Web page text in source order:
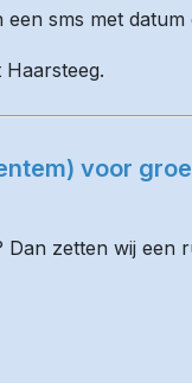
sms met datum
voor
zetten wij een